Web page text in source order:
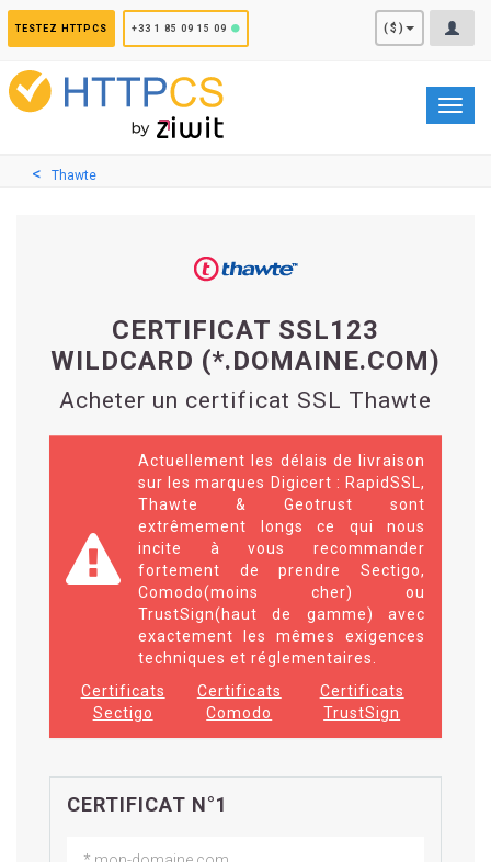
TESTEZ HTTPCS +33 1 85 09 15 09 ($)
Thawte
CERTIFICAT SSL123
WILDCARD (*.DOMAINE.COM)
Acheter un certificat SSL Thawte
Actuellement les délais de livraison
sur les marques Digicert : RapidSSL,
Thawte & Geotrust sont
extrêmement longs ce qui nous
incite à vous recommander
fortement de prendre Sectigo,
Comodo(moins cher) ou
TrustSign(haut de gamme) avec
exactement les mêmes exigences
techniques et réglementaires.
Certificats
Sectigo
Certificats
Comodo
Certificats
TrustSign
CERTIFICAT N°1
Panneau de gestion des cookies